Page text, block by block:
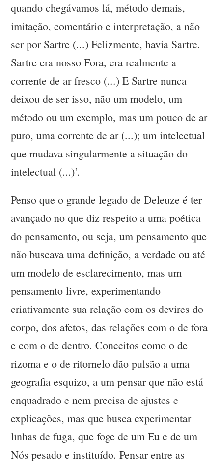
quando chegávamos lá, método demais,
imitação, comentário e interpretação, a não
ser por Sartre (...) Felizmente, havia Sartre.
Sartre era nosso Fora, era realmente a
corrente de ar fresco (...) E Sartre nunca
deixou de ser isso, não um modelo, um
método ou um exemplo, mas um pouco de ar
puro, uma corrente de ar (...); um intelectual
que mudava singularmente a situação do
intelectual (...)’.
Penso que o grande legado de Deleuze é ter
avançado no que diz respeito a uma poética
do pensamento, ou seja, um pensamento que
não buscava uma definição, a verdade ou até
um modelo de esclarecimento, mas um
pensamento livre, experimentando
criativamente sua relação com os devires do
corpo, dos afetos, das relações com o de fora
e com o de dentro. Conceitos como o de
rizoma e o de ritornelo dão pulsão a uma
geografia esquizo, a um pensar que não está
enquadrado e nem precisa de ajustes e
explicações, mas que busca experimentar
linhas de fuga, que foge de um Eu e de um
Nós pesado e instituído. Pensar entre as